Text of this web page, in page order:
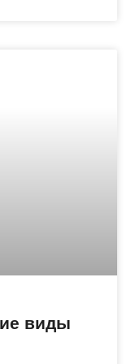
виды